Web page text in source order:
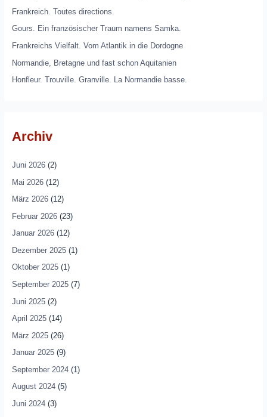
Frankreich. Toutes directions.
Gours. Ein französischer Traum namens Samka.
Frankreichs Vielfalt. Vom Atlantik in die Dordogne
Normandie, Bretagne und fast schon Aquitanien
Honfleur. Trouville. Granville. La Normandie basse.
Archiv
Juni 2026(2)
Mai 2026(12)
März 2026(12)
Februar 2026(23)
Januar 2026(12)
Dezember 2025(1)
Oktober 2025(1)
September 2025(7)
Juni 2025(2)
April 2025(14)
März 2025(26)
Januar 2025(9)
September 2024(1)
August 2024(5)
Juni 2024(3)